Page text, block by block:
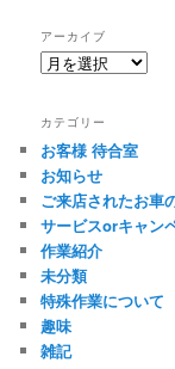
アーカイブ
ア
イ
ブ
カテゴリー
お客様 待合室
お知らせ
ご来店されたお車
サービスorキャン
作業紹介
未分類
特殊作業について
趣味
雑記